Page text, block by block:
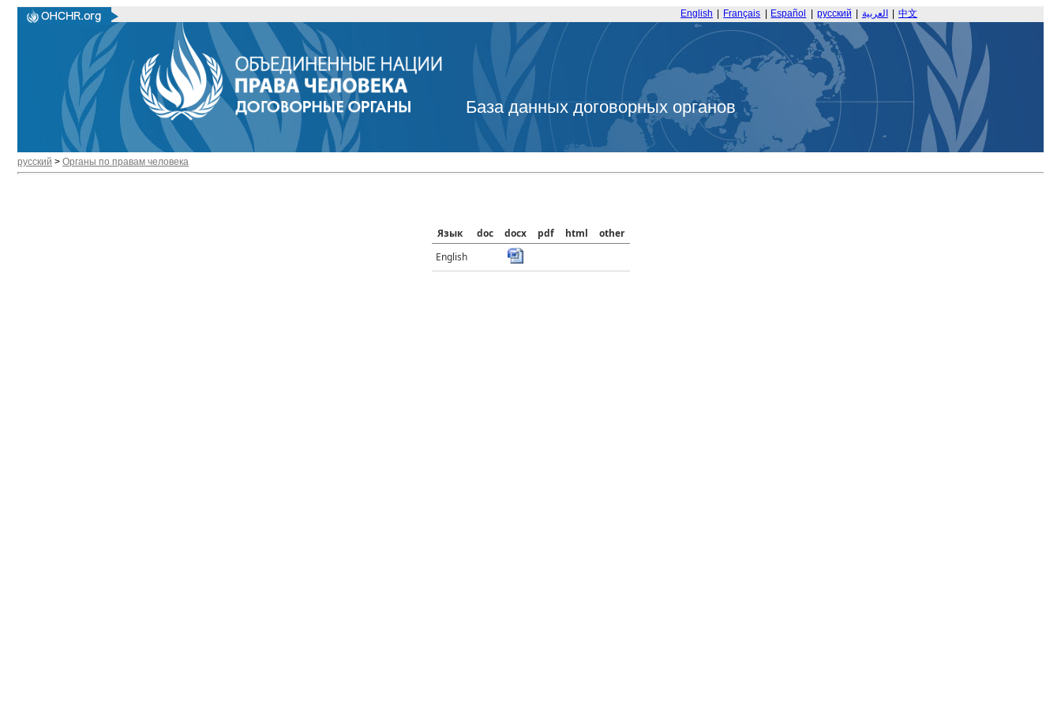
English Français Español русский العربية 中文
База данных договорных органов
русский > Органы по правам человека
Язык doc docx pdf html
other
English